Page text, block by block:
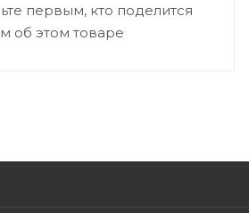
первым, кто поделится
об этом товаре